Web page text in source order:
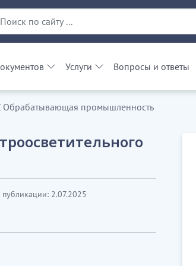
Услуги Вопросы и ответы
промышленность
публикации: 2.07.2025